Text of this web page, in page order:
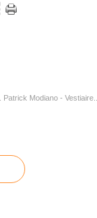
Patrick Modiano -